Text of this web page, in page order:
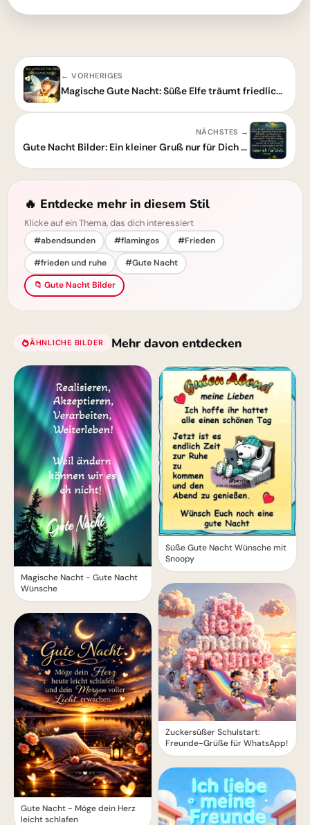
← VORHERIGES
Magische Gute Nacht: Süße Elfe träumt friedlich im Sternenlicht!
NÄCHSTES →
Gute Nacht Bilder: Ein kleiner Gruß nur für Dich zum Träumen
🔥 Entdecke mehr in diesem Stil
Klicke auf ein Thema, das dich interessiert
#abendsunden #flamingos
#Frieden
#frieden und ruhe
#Gute Nacht
📁 Gute Nacht Bilder
ÄHNLICHE BILDER Mehr davon entdecken
Magische Nacht - Gute Nacht
Wünsche
Gute Nacht - Möge dein Herz
leicht schlafen
Süße Gute Nacht Wünsche mit
Snoopy
Zuckersüßer Schulstart:
Freunde-Grüße für WhatsApp!